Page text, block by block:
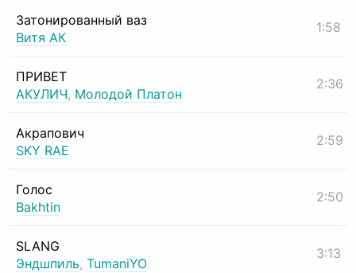
Затонированный ваз
Витя АК
1:58
ПРИВЕТ
АКУЛИЧ, Молодой Платон
2:36
Акрапович
SKY RAE
2:59
Голос
Bakhtin
2:50
SLANG
Эндшпиль, TumaniYO
3:13